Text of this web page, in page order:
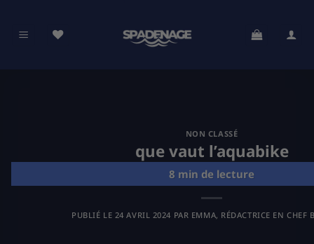
contenu
NON CLASSÉ
que vaut l’aquabike
PUBLIÉ LE 24 AVRIL 2024 PAR EMMA, RÉDACTRICE EN CHEF